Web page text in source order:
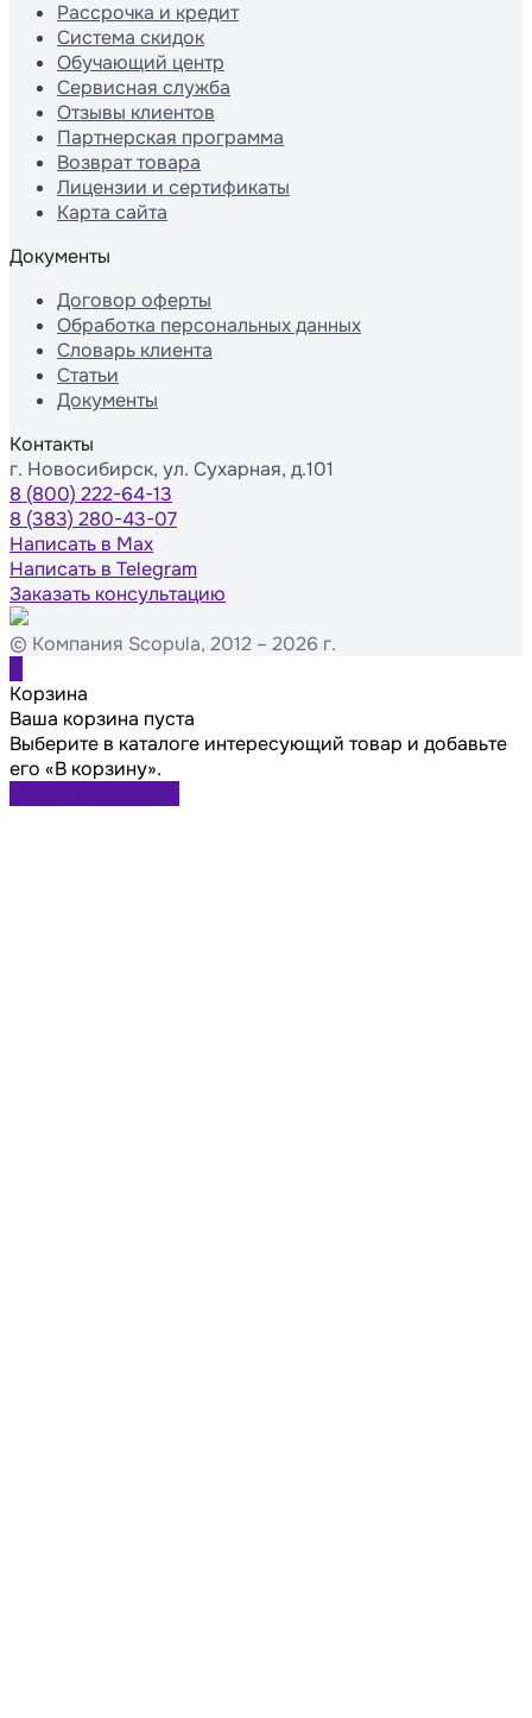
Рассрочка и кредит
Система скидок
Обучающий центр
Сервисная служба
Отзывы клиентов
Партнерская программа
Возврат товара
Лицензии и сертификаты
Карта сайта
Документы
Договор оферты
Обработка персональных данных
Словарь клиента
Статьи
Документы
Контакты
г. Новосибирск, ул. Сухарная, д.101
8 (800) 222-64-13
8 (383) 280-43-07
Написать в Max
Написать в Telegram
Заказать консультацию
© Компания Scopula, 2012 – 2026 г.
Корзина
Ваша корзина пуста
Выберите в каталоге интересующий товар и добавьте
его «В корзину».